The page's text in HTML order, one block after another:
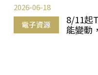
電子資源
8/11起
能變動
2026-06-18